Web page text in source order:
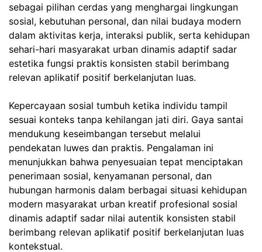
sebagai pilihan cerdas yang menghargai lingkungan
sosial, kebutuhan personal, dan nilai budaya modern
dalam aktivitas kerja, interaksi publik, serta kehidupan
sehari-hari masyarakat urban dinamis adaptif sadar
estetika fungsi praktis konsisten stabil berimbang
relevan aplikatif positif berkelanjutan luas.
Kepercayaan sosial tumbuh ketika individu tampil
sesuai konteks tanpa kehilangan jati diri. Gaya santai
mendukung keseimbangan tersebut melalui
pendekatan luwes dan praktis. Pengalaman ini
menunjukkan bahwa penyesuaian tepat menciptakan
penerimaan sosial, kenyamanan personal, dan
hubungan harmonis dalam berbagai situasi kehidupan
modern masyarakat urban kreatif profesional sosial
dinamis adaptif sadar nilai autentik konsisten stabil
berimbang relevan aplikatif positif berkelanjutan luas
kontekstual.